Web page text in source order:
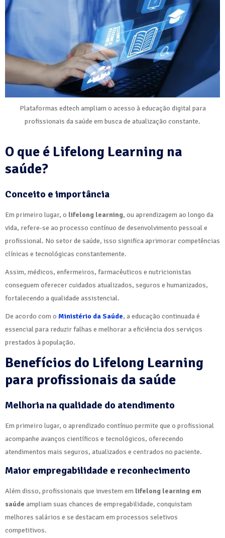
Plataformas edtech ampliam o acesso à educação digital para
profissionais da saúde em busca de atualização constante.
O que é Lifelong Learning na
saúde?
Conceito e importância
Em primeiro lugar, o lifelong learning, ou aprendizagem ao longo da
vida, refere-se ao processo contínuo de desenvolvimento pessoal e
profissional. No setor de saúde, isso significa aprimorar competências
clínicas e tecnológicas constantemente.
Assim, médicos, enfermeiros, farmacêuticos e nutricionistas
conseguem oferecer cuidados atualizados, seguros e humanizados,
fortalecendo a qualidade assistencial.
De acordo com o Ministério da Saúde, a educação continuada é
essencial para reduzir falhas e melhorar a eficiência dos serviços
prestados à população.
Benefícios do Lifelong Learning
para profissionais da saúde
Melhoria na qualidade do atendimento
Em primeiro lugar, o aprendizado contínuo permite que o profissional
acompanhe avanços científicos e tecnológicos, oferecendo
atendimentos mais seguros, atualizados e centrados no paciente.
Maior empregabilidade e reconhecimento
Além disso, profissionais que investem em lifelong learning em
saúde ampliam suas chances de empregabilidade, conquistam
melhores salários e se destacam em processos seletivos
competitivos.